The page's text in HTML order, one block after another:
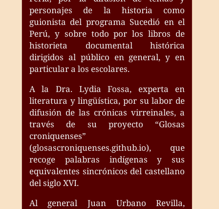
personajes de la historia como
guionista del programa Sucedió en el
Perú, y sobre todo por los libros de
historieta documental histórica
dirigidos al público en general, y en
particular a los escolares.
A la Dra. Lydia Fossa, experta en
literatura y lingüística, por su labor de
difusión de las crónicas virreinales, a
través de su proyecto “Glosas
croniquenses”
(glosascroniquenses.github.io), que
recoge palabras indígenas y sus
equivalentes sincrónicos del castellano
del siglo XVI.
Al general Juan Urbano Revilla,